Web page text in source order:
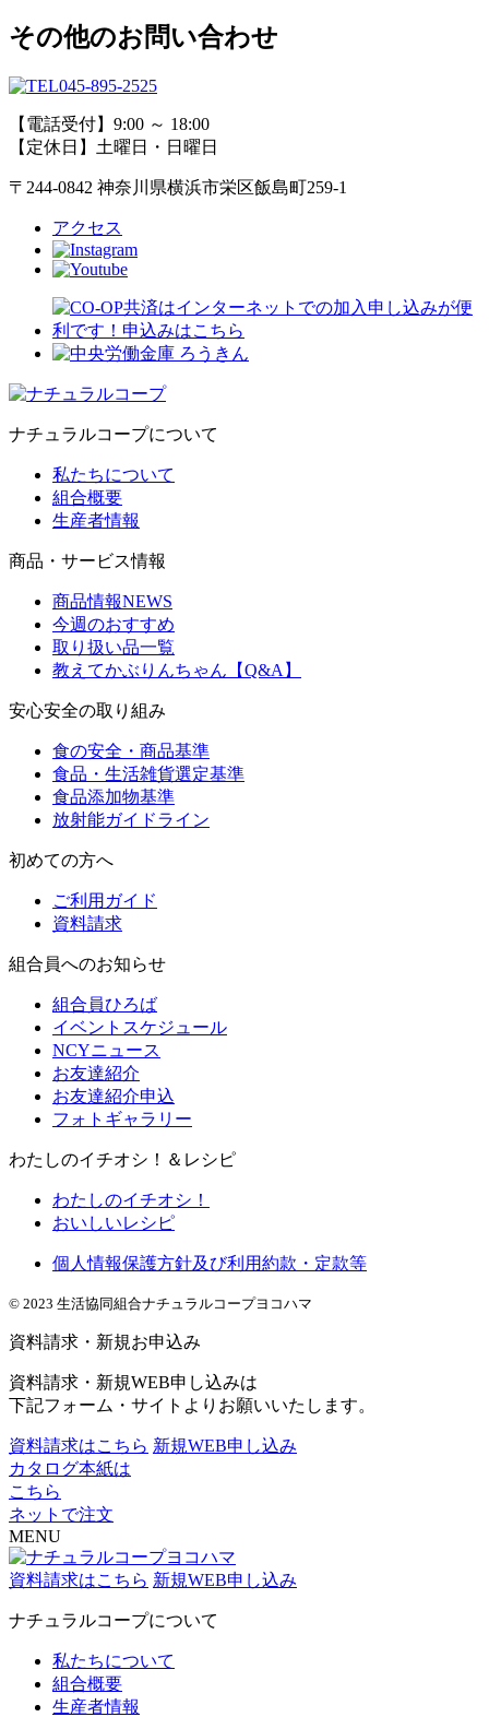
その他のお問い合わせ
045-895-2525
【電話受付】9:00 ～ 18:00
【定休日】土曜日・日曜日
〒244-0842 神奈川県横浜市栄区飯島町259-1
アクセス
ナチュラルコープについて
私たちについて
組合概要
生産者情報
商品・サービス情報
商品情報NEWS
今週のおすすめ
取り扱い品一覧
教えてかぶりんちゃん【Q&A】
安心安全の取り組み
食の安全・商品基準
食品・生活雑貨選定基準
食品添加物基準
放射能ガイドライン
初めての方へ
ご利用ガイド
資料請求
組合員へのお知らせ
組合員ひろば
イベントスケジュール
NCYニュース
お友達紹介
お友達紹介申込
フォトギャラリー
わたしのイチオシ！＆レシピ
わたしのイチオシ！
おいしいレシピ
個人情報保護方針及び利用約款・定款等
© 2023 生活協同組合ナチュラルコープヨコハマ
資料請求・新規お申込み
資料請求・新規WEB申し込みは
下記フォーム・サイトよりお願いいたします。
資料請求はこちら 新規WEB申し込み
カタログ本紙は
こちら
ネットで注文
MENU
資料請求はこちら 新規WEB申し込み
ナチュラルコープについて
私たちについて
組合概要
生産者情報